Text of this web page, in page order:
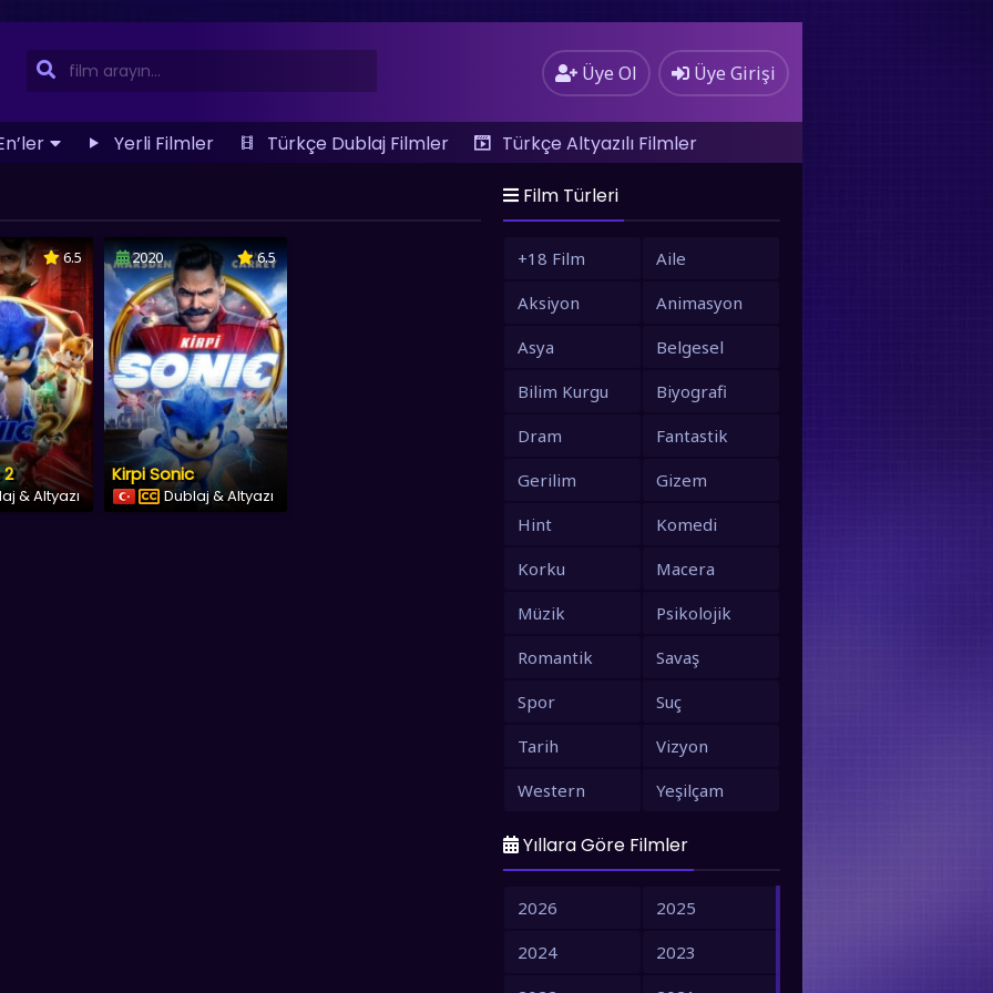
Üye Ol Üye Girişi
Yerli Filmler Türkçe Dublaj Filmler
Türkçe Altyazılı Filmler
6.5
2
& Altyazı
2020 6.5
Kirpi Sonic
Dublaj & Altyazı
Film Türleri
+18 Film
Aile
Aksiyon
Animasyon
Asya
Belgesel
Bilim Kurgu
Biyografi
Dram
Fantastik
Gerilim
Gizem
Hint
Komedi
Korku
Macera
Müzik
Psikolojik
Romantik
Savaş
Spor
Suç
Tarih
Vizyon
Western
Yeşilçam
Yıllara Göre Filmler
2026
2025
2024
2023